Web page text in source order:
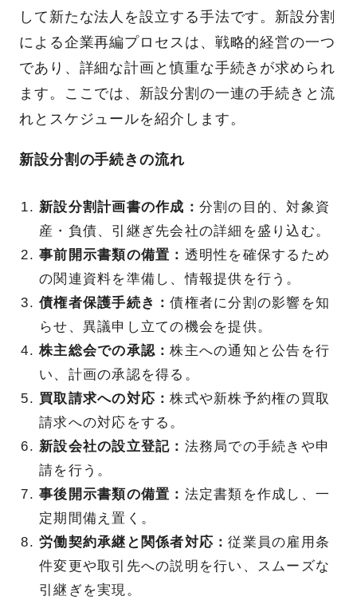
して新たな法人を設立する手法です。新設分割
による企業再編プロセスは、戦略的経営の一つ
であり、詳細な計画と慎重な手続きが求められ
ます。ここでは、新設分割の一連の手続きと流
れとスケジュールを紹介します。
新設分割の手続きの流れ
新設分割計画書の作成： 分割の目的、対象資
産・負債、引継ぎ先会社の詳細を盛り込む。
事前開示書類の備置： 透明性を確保するため
の関連資料を準備し、情報提供を行う。
債権者保護手続き：債権者に分割の影響を知
らせ、異議申し立ての機会を提供。
株主総会での承認：株主への通知と公告を行
い、計画の承認を得る。
買取請求への対応：株式や新株予約権の買取
請求への対応をする。
新設会社の設立登記： 法務局での手続きや申
請を行う。
事後開示書類の備置： 法定書類を作成し、一
定期間備え置く。
労働契約承継と関係者対応：従業員の雇用条
件変更や取引先への説明を行い、スムーズな
引継ぎを実現。